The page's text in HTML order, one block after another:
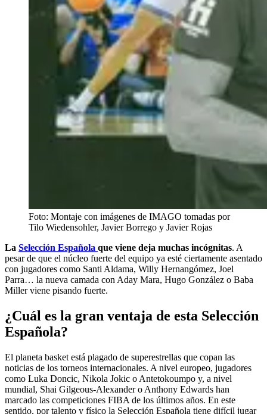
Foto: Montaje con imágenes de IMAGO tomadas por
Tilo Wiedensohler, Javier Borrego y Javier Rojas
La Selección Española que viene deja muchas incógnitas. A
pesar de que el núcleo fuerte del equipo ya esté ciertamente asentado
con jugadores como Santi Aldama, Willy Hernangómez, Joel
Parra… la nueva camada con Aday Mara, Hugo González o Baba
Miller viene pisando fuerte.
¿Cuál es la gran ventaja de esta Selección
Española?
El planeta basket está plagado de superestrellas que copan las
noticias de los torneos internacionales. A nivel europeo, jugadores
como Luka Doncic, Nikola Jokic o Antetokoumpo y, a nivel
mundial, Shai Gilgeous-Alexander o Anthony Edwards han
marcado las competiciones FIBA de los últimos años. En este
sentido, por talento y físico la Selección Española tiene difícil jugar